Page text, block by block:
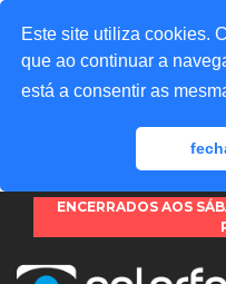
Este site utiliza cookies.
que ao continuar a
está a consentir as
ENCERRADOS AOS